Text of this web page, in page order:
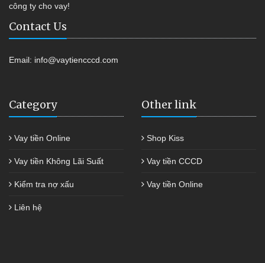
công ty cho vay!
Contact Us
Email: info@vaytiencccd.com
Category
Vay tiền Online
Vay tiền Không Lãi Suất
Kiểm tra nợ xấu
Liên hệ
Other link
Shop Kiss
Vay tiền CCCD
Vay tiền Online